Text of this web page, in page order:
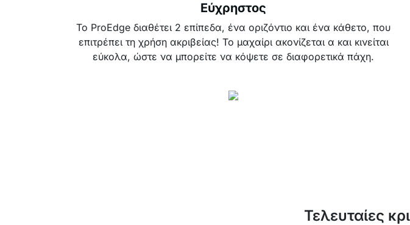
Εύχρηστος
Το ProEdge διαθέτει 2 επίπεδα, ένα οριζόντιο και ένα κάθετο, που
επιτρέπει τη χρήση ακριβείας! Το μαχαίρι ακονίζεται α και κινείται
εύκολα, ώστε να μπορείτε να κόψετε σε διαφορετικά πάχη.
Τελευταίες